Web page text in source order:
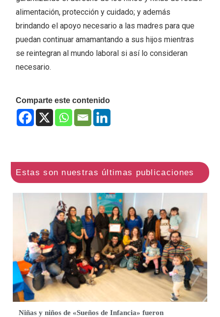
alimentación, protección y cuidado; y además
brindando el apoyo necesario a las madres para que
puedan continuar amamantando a sus hijos mientras
se reintegran al mundo laboral si así lo consideran
necesario.
Comparte este contenido
Niñas y niños de «Sueños de Infancia» fueron